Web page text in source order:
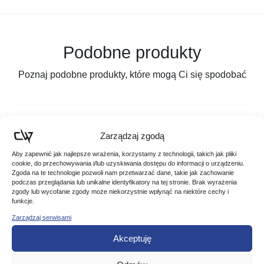
Zarządzaj zgodą
Aby zapewnić jak najlepsze wrażenia, korzystamy z technologii, takich jak pliki
cookie, do przechowywania i/lub uzyskiwania dostępu do informacji o urządzeniu.
Zgoda na te technologie pozwoli nam przetwarzać dane, takie jak zachowanie
podczas przeglądania lub unikalne identyfikatory na tej stronie. Brak wyrażenia
zgody lub wycofanie zgody może niekorzystnie wpłynąć na niektóre cechy i
funkcje.
Zarządzaj serwisami
Akceptuję
Podobne produkty
Poznaj podobne produkty, które mogą Ci się spodobać
JAXON PUDEŁKO SPINNINGOWE